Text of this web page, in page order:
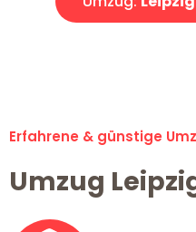
Erfahrene & günstige
Umzug